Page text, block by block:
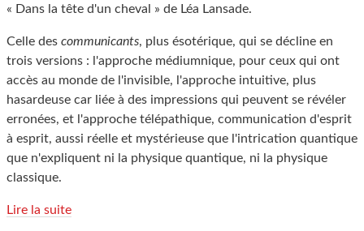
« Dans la tête d'un cheval » de Léa Lansade.
Celle des communicants, plus ésotérique, qui se décline en
trois versions : l'approche médiumnique, pour ceux qui ont
accès au monde de l'invisible, l'approche intuitive, plus
hasardeuse car liée à des impressions qui peuvent se révéler
erronées, et l'approche télépathique, communication d'esprit
à esprit, aussi réelle et mystérieuse que l'intrication quantique
que n'expliquent ni la physique quantique, ni la physique
classique.
Lire la suite